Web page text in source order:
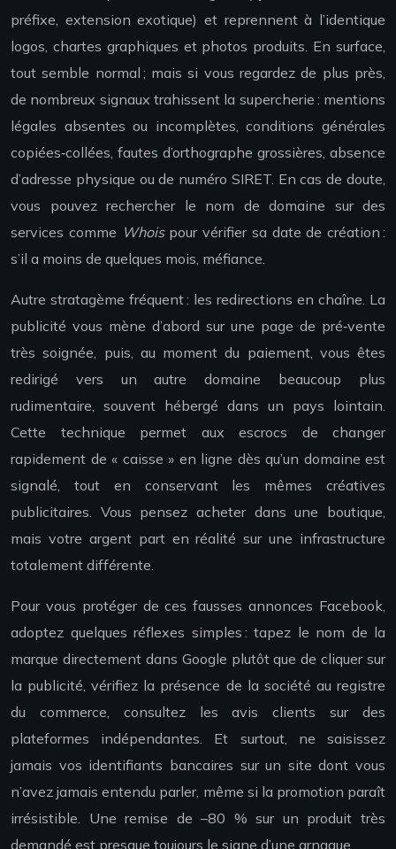
préfixe, extension exotique) et reprennent à l’identique
logos, chartes graphiques et photos produits. En surface,
tout semble normal ; mais si vous regardez de plus près,
de nombreux signaux trahissent la supercherie : mentions
légales absentes ou incomplètes, conditions générales
copiées‑collées, fautes d’orthographe grossières, absence
d’adresse physique ou de numéro SIRET. En cas de doute,
vous pouvez rechercher le nom de domaine sur des
services comme Whoispour vérifier sa date de création :
s’il a moins de quelques mois, méfiance.
Autre stratagème fréquent : les redirections en chaîne. La
publicité vous mène d’abord sur une page de pré‑vente
très soignée, puis, au moment du paiement, vous êtes
redirigé vers un autre domaine beaucoup plus
rudimentaire, souvent hébergé dans un pays lointain.
Cette technique permet aux escrocs de changer
rapidement de « caisse » en ligne dès qu’un domaine est
signalé, tout en conservant les mêmes créatives
publicitaires. Vous pensez acheter dans une boutique,
mais votre argent part en réalité sur une infrastructure
totalement différente.
Pour vous protéger de ces fausses annonces Facebook,
adoptez quelques réflexes simples : tapez le nom de la
marque directement dans Google plutôt que de cliquer sur
la publicité, vérifiez la présence de la société au registre
du commerce, consultez les avis clients sur des
plateformes indépendantes. Et surtout, ne saisissez
jamais vos identifiants bancaires sur un site dont vous
n’avez jamais entendu parler, même si la promotion paraît
irrésistible. Une remise de –80 % sur un produit très
demandé est presque toujours le signe d’une arnaque.